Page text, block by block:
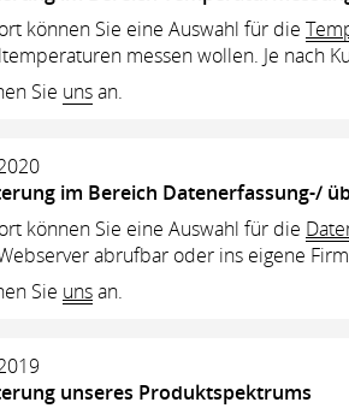
können Sie eine Auswahl für die
messen wollen. Je nach
Sie unsan.
im Bereich Datenerfassung-/
können Sie eine Auswahl für die
abrufbar oder ins eigene
Sie unsan.
unseres Produktspektrums